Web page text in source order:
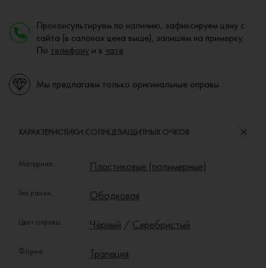
Проконсультируем по наличию, зафиксируем цену с
сайта (в салонах цена выше), запишем на примерку.
По телефону и в чате
Мы предлагаем только оригинальные оправы
ХАРАКТЕРИСТИКИ СОЛНЦЕЗАЩИТНЫХ ОЧКОВ
Материал: Пластиковые (полимерные)
Тип рамки: Ободковая
Цвет оправы: Чёрный / Серебристый
Форма: Трапеция